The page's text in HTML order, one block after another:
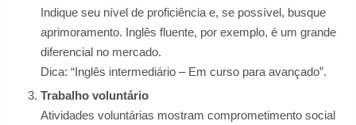
Indique seu nível de proficiência e, se possível, busque
aprimoramento. Inglês fluente, por exemplo, é um grande
diferencial no mercado.
Dica: “Inglês intermediário – Em curso para avançado”.
Trabalho voluntário
Atividades voluntárias mostram comprometimento social